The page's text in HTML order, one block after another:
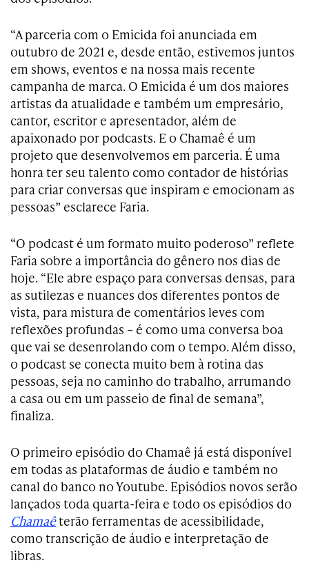
“A parceria com o Emicida foi anunciada em
outubro de 2021 e, desde então, estivemos juntos
em shows, eventos e na nossa mais recente
campanha de marca. O Emicida é um dos maiores
artistas da atualidade e também um empresário,
cantor, escritor e apresentador, além de
apaixonado por podcasts. E o Chamaê é um
projeto que desenvolvemos em parceria. É uma
honra ter seu talento como contador de histórias
para criar conversas que inspiram e emocionam as
pessoas” esclarece Faria.
“O podcast é um formato muito poderoso” reflete
Faria sobre a importância do gênero nos dias de
hoje. “Ele abre espaço para conversas densas, para
as sutilezas e nuances dos diferentes pontos de
vista, para mistura de comentários leves com
reflexões profundas – é como uma conversa boa
que vai se desenrolando com o tempo. Além disso,
o podcast se conecta muito bem à rotina das
pessoas, seja no caminho do trabalho, arrumando
a casa ou em um passeio de final de semana”,
finaliza.
O primeiro episódio do Chamaê já está disponível
em todas as plataformas de áudio e também no
canal do banco no Youtube. Episódios novos serão
lançados toda quarta-feira e todo os episódios do
Chamaêterão ferramentas de acessibilidade,
como transcrição de áudio e interpretação de
libras.